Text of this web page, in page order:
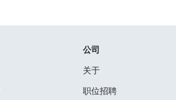
公司
关于
职位招聘